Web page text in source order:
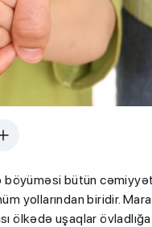
böyüməsi bütün
yollarından biridir.
ölkədə uşaqlar